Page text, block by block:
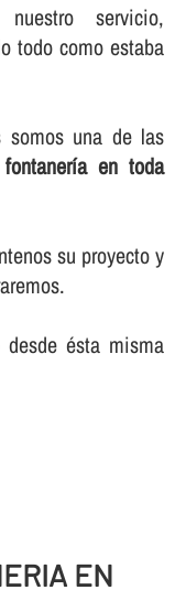
servicio,
todo como estaba
somos una de las
en toda
su proyecto y
ésta misma
EN